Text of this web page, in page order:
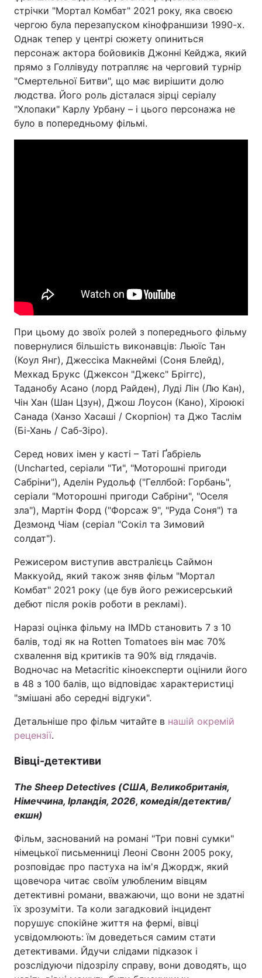
стрічки "Мортал Комбат" 2021 року, яка своєю
чергою була перезапуском кінофраншизи 1990-х.
Однак тепер у центрі сюжету опиниться
персонаж актора бойовиків Джонні Кейджа, який
прямо з Голлівуду потрапляє на черговий турнір
"Смертельної Битви", що має вирішити долю
людства. Його роль дісталася зірці серіалу
"Хлопаки" Карлу Урбану – і цього персонажа не
було в попередньому фільмі.
При цьому до звоїх ролей з попереднього фільму
повернулися більшість виконавців: Льюїс Тан
(Коул Янг), Джессіка Макнеймі (Соня Блейд),
Мехкад Брукс (Джексон "Джекс" Бріггс),
Таданобу Асано (лорд Райден), Луді Лін (Лю Кан),
Чін Хан (Шан Цзун), Джош Лоусон (Кано), Хіроюкі
Санада (Ханзо Хасаші / Скорпіон) та Джо Таслім
(Бі-Хань / Саб-Зіро).
Серед нових імен у касті – Таті Ґабріель
(Uncharted, серіали "Ти", "Моторошні пригоди
Сабріни"), Аделін Рудольф ("Геллбой: Горбань",
серіали "Моторошні пригоди Сабріни", "Оселя
зла"), Мартін Форд ("Форсаж 9", "Руда Соня") та
Дезмонд Чіам (серіал "Сокіл та Зимовий
солдат").
Режисером виступив австралієць Саймон
Маккуойд, який також зняв фільм "Мортал
Комбат" 2021 року (це був його режисерський
дебют після років роботи в рекламі).
Наразі оцінка фільму на IMDb становить 7 з 10
балів, тоді як на Rotten Tomatoes він має 70%
схвалення від критиків та 90% від глядачів.
Водночас на Metacritic кіноексперти оцінили його
в 48 з 100 балів, що відповідає характеристиці
"змішані або середні відгуки".
Детальніше про фільм читайте в нашій окремій
рецензії.
Вівці-детективи
The Sheep Detectives (США, Великобританія,
Німеччина, Ірландія, 2026, комедія/детектив/
екшн)
Фільм, заснований на романі "Три повні сумки"
німецької письменниці Леоні Свонн 2005 року,
розповідає про пастуха на ім'я Джордж, який
щовечора читає своїм улюбленим вівцям
детективні романи, вважаючи, що вони не здатні
їх зрозуміти. Та коли загадковий інцидент
порушує спокійне життя на фермі, вівці
усвідомлюють: їм доведеться самим стати
детективами. Йдучи слідами підказок і
розслідуючи підозрілу справу, вони доводять, що